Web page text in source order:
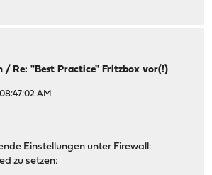
/Re: "Best Practice" Fritzbox vor(!)
AM
Einstellungen unter Firewall:
zu setzen: